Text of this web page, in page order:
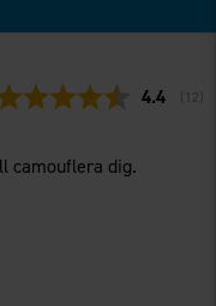
4.4 ( 12
camouflera dig.